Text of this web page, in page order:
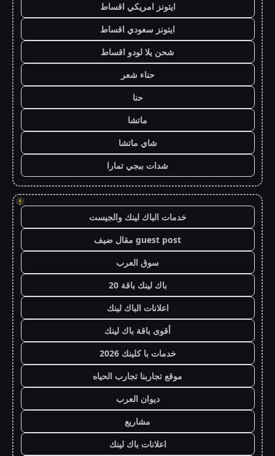
ايتونز امريكي اقساط
ايتونز سعودي اقساط
شحن يلا لودو اقساط
حناء شعر
حنا
ماتشا
شاي ماتشا
شدات ببجي تمارا
!
خدمات الباك لينك والجيست
guest post مقال ضيف
سوق العرب
باك لينك باقة 20
اعلانات الباك لينك
أقوى باقة باك لينك
خدمات با كلينك 2026
موقع تجاربنا تجارب الحياه
ديوان العرب
مشاريع
اعلانات باك لينك